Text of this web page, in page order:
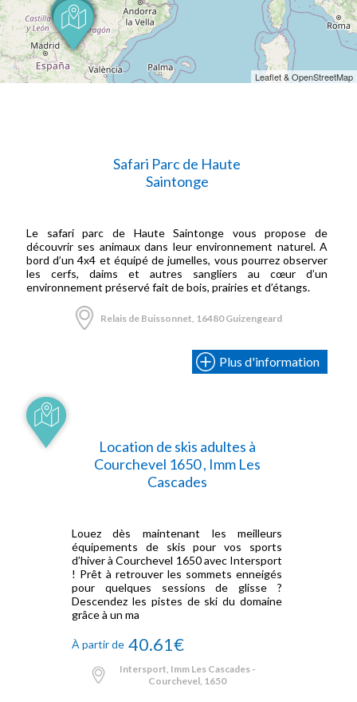
Leaflet & OpenStreetMap
Safari Parc de Haute
Saintonge
Le safari parc de Haute Saintonge vous propose de
découvrir ses animaux dans leur environnement naturel. A
bord d’un 4x4 et équipé de jumelles, vous pourrez observer
les cerfs, daims et autres sangliers au cœur d’un
environnement préservé fait de bois, prairies et d’étangs.
Relais de Buissonnet, 16480 Guizengeard
Plus d'information
Location de skis adultes à
Courchevel 1650 , Imm Les
Cascades
Louez dès maintenant les meilleurs
équipements de skis pour vos sports
d’hiver à Courchevel 1650 avec Intersport
! Prêt à retrouver les sommets enneigés
pour quelques sessions de glisse ?
Descendez les pistes de ski du domaine
grâce à un ma
À partir de 40.61€
Intersport, Imm Les Cascades -
Courchevel, 1650